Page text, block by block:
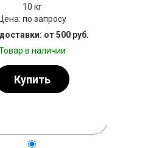
10 кг
по запросу
от 500 руб.
в наличии
Купить